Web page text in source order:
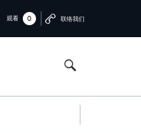
观看 0 联络我们